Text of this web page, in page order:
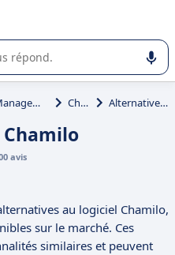
ou la sélection de
Learning Management System (LMS) Chamilo Alternatives à Chamilo
avis
au logiciel Chamilo,
sur le marché. Ces
similaires et peuvent